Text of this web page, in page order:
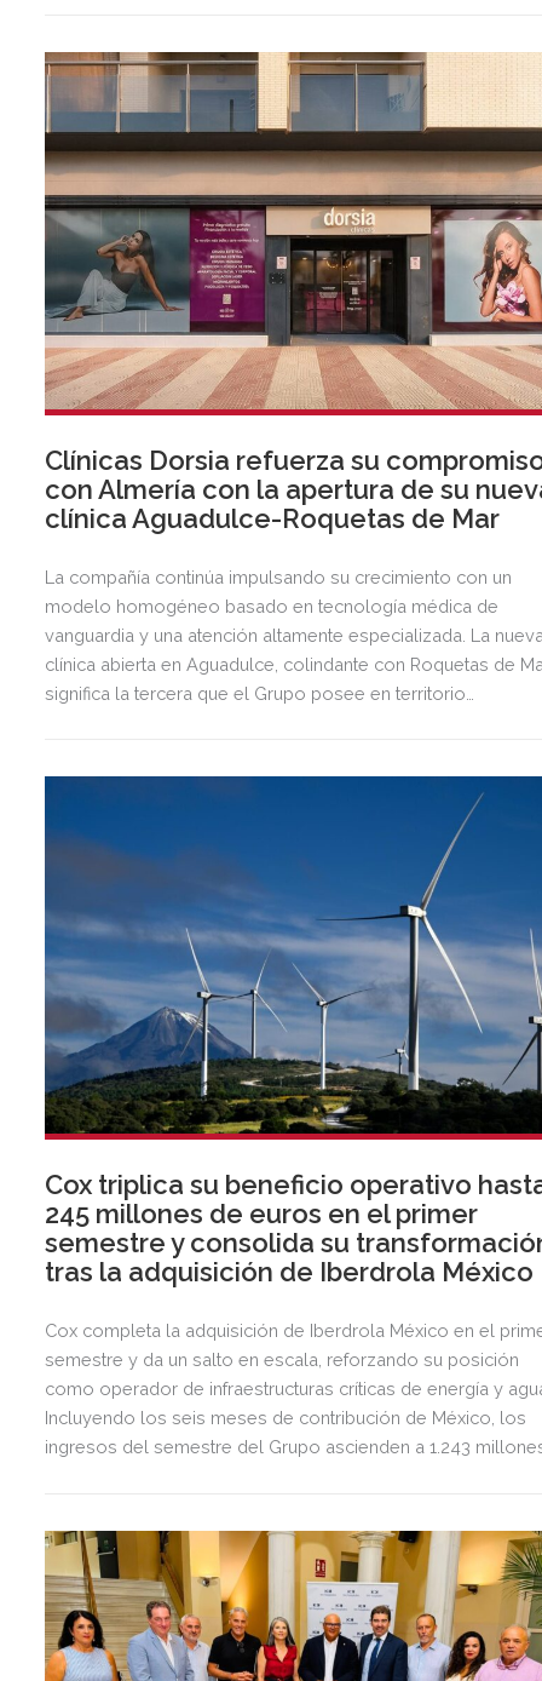
Clínicas Dorsia refuerza su
con Almería con la apertura de su
clínica Aguadulce-Roquetas de Mar
La compañía continúa impulsando su crecimiento con un
modelo homogéneo basado en tecnología médica de
vanguardia y una atención altamente especializada. La
clínica abierta en Aguadulce, colindante con Roquetas de
significa la tercera que el Grupo posee en territorio
Cox triplica su beneficio operativo
245 millones de euros en el primer
semestre y consolida su
tras la adquisición de Iberdrola México
Cox completa la adquisición de Iberdrola México en el
semestre y da un salto en escala, reforzando su posición
como operador de infraestructuras críticas de energía y
Incluyendo los seis meses de contribución de México, los
ingresos del semestre del Grupo ascienden a 1.243